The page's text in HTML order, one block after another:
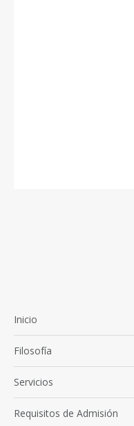
Inicio
Filosofía
Servicios
Requisitos de Admisión